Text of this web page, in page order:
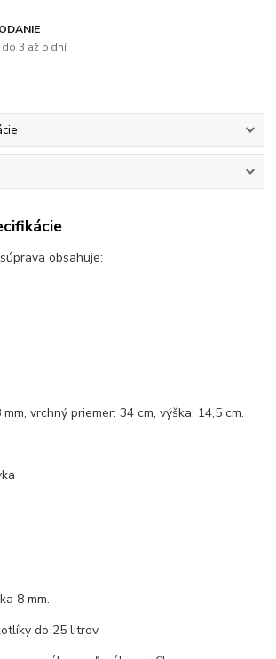
3 až 5 dní
obsahuje:
vrchný priemer: 34 cm, výška: 14,5 cm.
8 mm.
do 25 litrov.